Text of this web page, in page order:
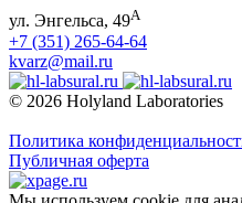
ул. Энгельса, 49А
+7 (351) 265-64-64
kvarz@mail.ru
© 2026 Holyland Laboratories
Политика
Публичная оферта